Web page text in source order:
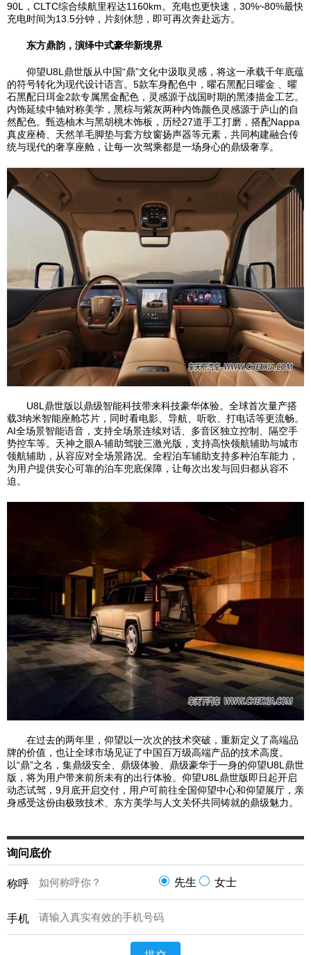
90L，CLTC综合续航里程达1160km。充电也更快速，30%~80%最快
充电时间为13.5分钟，片刻休憩，即可再次奔赴远方。
东方鼎韵，演绎中式豪华新境界
仰望U8L鼎世版从中国“鼎”文化中汲取灵感，将这一承载千年底蕴
的符号转化为现代设计语言。5款车身配色中，曜石黑配日曜金 、曜
石黑配日珥金2款专属黑金配色，灵感源于战国时期的黑漆描金工艺。
内饰延续中轴对称美学，黑棕与紫灰两种内饰颜色灵感源于庐山的自
然配色。甄选柚木与黑胡桃木饰板，历经27道手工打磨，搭配Nappa
真皮座椅、天然羊毛脚垫与套方纹窗扬声器等元素，共同构建融合传
统与现代的奢享座舱，让每一次驾乘都是一场身心的鼎级奢享。
U8L鼎世版以鼎级智能科技带来科技豪华体验。全球首次量产搭
载3纳米智能座舱芯片，同时看电影、导航、听歌、打电话等更流畅。
AI全场景智能语音，支持全场景连续对话、多音区独立控制、隔空手
势控车等。天神之眼A-辅助驾驶三激光版，支持高快领航辅助与城市
领航辅助，从容应对全场景路况。全程泊车辅助支持多种泊车能力，
为用户提供安心可靠的泊车兜底保障，让每次出发与回归都从容不
迫。
在过去的两年里，仰望以一次次的技术突破，重新定义了高端品
牌的价值，也让全球市场见证了中国百万级高端产品的技术高度。
以“鼎”之名，集鼎级安全、鼎级体验、鼎级豪华于一身的仰望U8L鼎世
版，将为用户带来前所未有的出行体验。仰望U8L鼎世版即日起开启
动态试驾，9月底开启交付，用户可前往全国仰望中心和仰望展厅，亲
身感受这份由极致技术、东方美学与人文关怀共同铸就的鼎级魅力。
询问底价
称呼 先生 女士
手机